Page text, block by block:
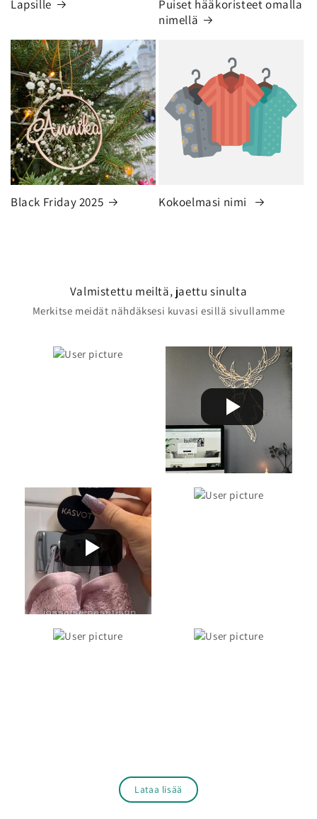
Lapsille
Puiset hääkoristeet omalla
nimellä
Black Friday 2025 Kokoelmasi nimi
Valmistettu meiltä, jaettu sinulta
Merkitse meidät nähdäksesi kuvasi esillä sivullamme
Lataa lisää